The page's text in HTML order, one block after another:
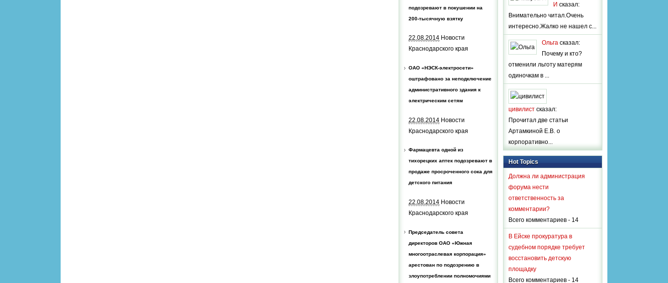
подозревают в покушении на
200-тысячную взятку
22.08.2014 Новости
Краснодарского края
ОАО «НЭСК-электросети»
оштрафовано за неподключение
административного здания к
электрическим сетям
22.08.2014 Новости
Краснодарского края
Фармацевта одной из
тихорецких аптек подозревают в
продаже просроченного сока для
детского питания
22.08.2014 Новости
Краснодарского края
Председатель совета
директоров ОАО «Южная
многоотраслевая корпорация»
арестован по подозрению в
злоупотреблении полномочиями
И сказал:
Внимательно читал.Очень
интересно.Жалко не нашел с...
Ольга сказал:
Почему и кто?
отменили льготу матерям
одиночкам в ...
цивилист сказал:
Прочитал две статьи
Артамкиной Е.В. о
корпоративно...
Hot Topics
Должна ли администрация
форума нести
ответственность за
комментарии?
Всего комментариев - 14
В Ейске прокуратура в
судебном порядке требует
восстановить детскую
площадку
Всего комментариев - 14